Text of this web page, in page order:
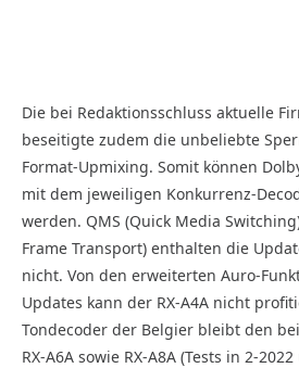
Die bei Redaktionsschluss aktuelle
beseitigte zudem die unbeliebte
Format-Upmixing. Somit können
mit dem jeweiligen Konkurrenz-
werden. QMS (Quick Media
Frame Transport) enthalten die
nicht. Von den erweiterten Auro-
Updates kann der RX-A4A nicht
Tondecoder der Belgier bleibt den
RX-A6A sowie RX-A8A (Tests in 2-